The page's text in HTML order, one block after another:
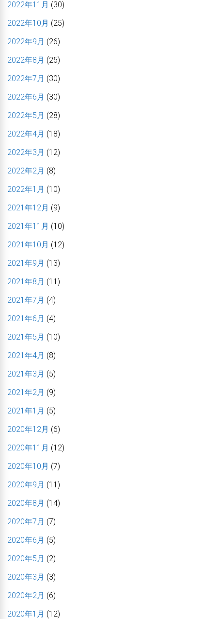
2022年11月 (30)
2022年10月 (25)
2022年9月 (26)
2022年8月 (25)
2022年7月 (30)
2022年6月 (30)
2022年5月 (28)
2022年4月 (18)
2022年3月 (12)
2022年2月 (8)
2022年1月 (10)
2021年12月 (9)
2021年11月 (10)
2021年10月 (12)
2021年9月 (13)
2021年8月 (11)
2021年7月 (4)
2021年6月 (4)
2021年5月 (10)
2021年4月 (8)
2021年3月 (5)
2021年2月 (9)
2021年1月 (5)
2020年12月 (6)
2020年11月 (12)
2020年10月 (7)
2020年9月 (11)
2020年8月 (14)
2020年7月 (7)
2020年6月 (5)
2020年5月 (2)
2020年3月 (3)
2020年2月 (6)
2020年1月 (12)